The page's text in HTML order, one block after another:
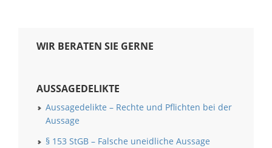
WIR BERATEN SIE GERNE
AUSSAGEDELIKTE
Aussagedelikte – Rechte und Pflichten bei der
Aussage
§ 153 StGB – Falsche uneidliche Aussage